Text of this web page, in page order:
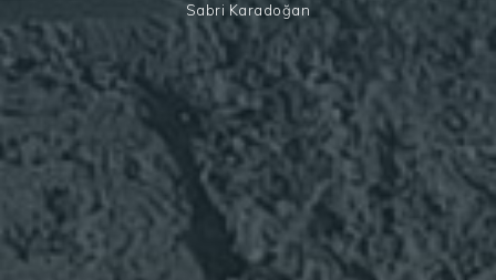
Sabri Karadoğan